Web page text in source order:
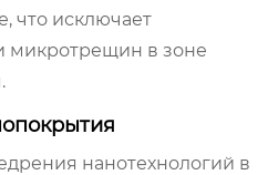
что исключает
микротрещин в зоне
нанотехнологий в